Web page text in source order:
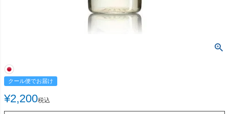
クール便でお届け
¥2,200税込